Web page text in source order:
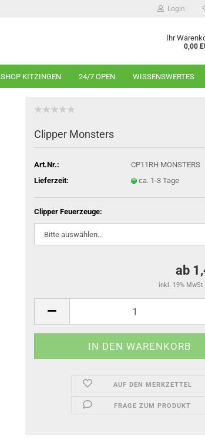
Login
Ihr
0,00
SHOP KITZINGEN 24/7 OPEN WISSENSWERTES
Clipper Monsters
Art.Nr.:
CP11RH MONSTERS
Lieferzeit:
ca. 1-3 Tage
Clipper Feuerzeuge:
ab
inkl. 19%
AUF DEN MERKZETTEL
FRAGE ZUM PRODUKT